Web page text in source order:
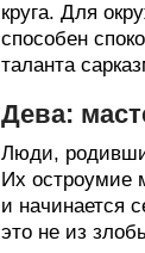
круга. Для
способен
таланта
Дева:
Люди,
Их остроумие
и начинается
это не из